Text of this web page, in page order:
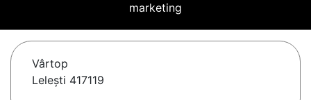
marketing
Vârtop
Leleşti 417119